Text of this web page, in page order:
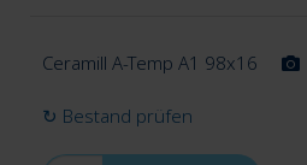
Ceramill A-Temp A1 98x16
↻ Bestand prüfen